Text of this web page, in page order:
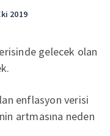
2019
gelecek olan
enflasyon verisi
artmasına neden